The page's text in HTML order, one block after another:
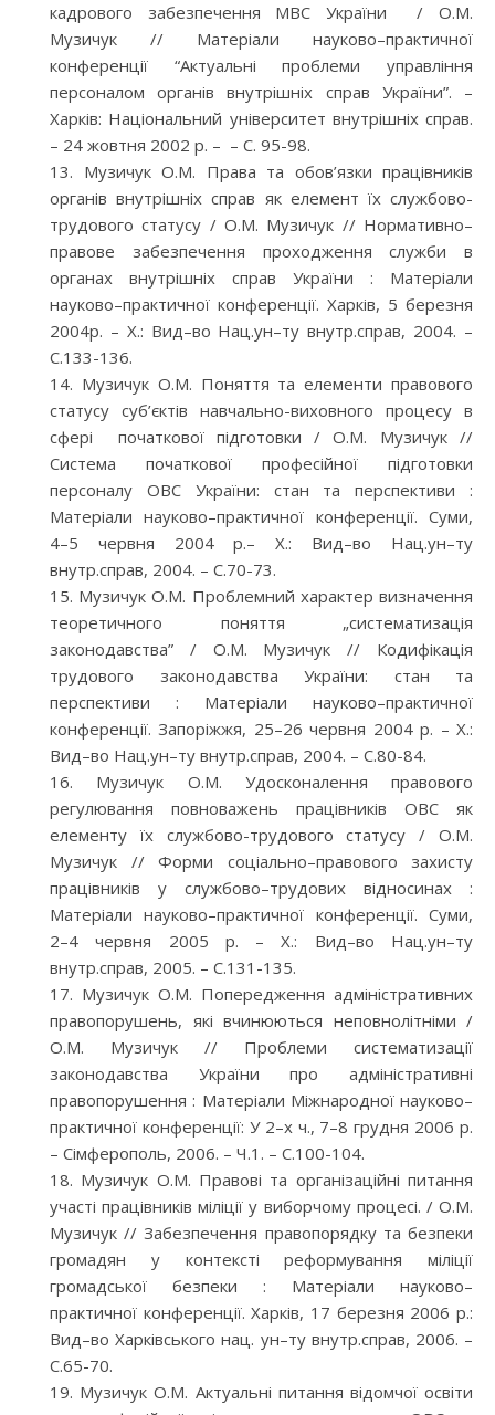
кадрового забезпечення МВС України / О.М.
Музичук // Матеріали науково–практичної
конференції “Актуальні проблеми управління
персоналом органів внутрішніх справ України”. –
Харків: Національний університет внутрішніх справ.
– 24 жовтня 2002 р. – – С. 95-98.
Музичук О.М. Права та обов’язки працівників
органів внутрішніх справ як елемент їх службово-
трудового статусу / О.М. Музичук // Нормативно–
правове забезпечення проходження служби в
органах внутрішніх справ України : Матеріали
науково–практичної конференції. Харків, 5 березня
2004р. – Х.: Вид–во Нац.ун–ту внутр.справ, 2004. –
С.133-136.
Музичук О.М. Поняття та елементи правового
статусу суб’єктів навчально-виховного процесу в
сфері початкової підготовки / О.М. Музичук //
Система початкової професійної підготовки
персоналу ОВС України: стан та перспективи :
Матеріали науково–практичної конференції. Суми,
4–5 червня 2004 р.– Х.: Вид–во Нац.ун–ту
внутр.справ, 2004. – С.70-73.
Музичук О.М. Проблемний характер визначення
теоретичного поняття „систематизація
законодавства” / О.М. Музичук // Кодифікація
трудового законодавства України: стан та
перспективи : Матеріали науково–практичної
конференції. Запоріжжя, 25–26 червня 2004 р. – Х.:
Вид–во Нац.ун–ту внутр.справ, 2004. – С.80-84.
Музичук О.М. Удосконалення правового
регулювання повноважень працівників ОВС як
елементу їх службово-трудового статусу / О.М.
Музичук // Форми соціально–правового захисту
працівників у службово–трудових відносинах :
Матеріали науково–практичної конференції. Суми,
2–4 червня 2005 р. – Х.: Вид–во Нац.ун–ту
внутр.справ, 2005. – С.131-135.
Музичук О.М. Попередження адміністративних
правопорушень, які вчинюються неповнолітніми /
О.М. Музичук // Проблеми систематизації
законодавства України про адміністративні
правопорушення : Матеріали Міжнародної науково–
практичної конференції: У 2–х ч., 7–8 грудня 2006 р.
– Сімферополь, 2006. – Ч.1. – С.100-104.
Музичук О.М. Правові та організаційні питання
участі працівників міліції у виборчому процесі. / О.М.
Музичук // Забезпечення правопорядку та безпеки
громадян у контексті реформування міліції
громадської безпеки : Матеріали науково–
практичної конференції. Харків, 17 березня 2006 р.:
Вид–во Харківського нац. ун–ту внутр.справ, 2006. –
С.65-70.
Музичук О.М. Актуальні питання відомчої освіти